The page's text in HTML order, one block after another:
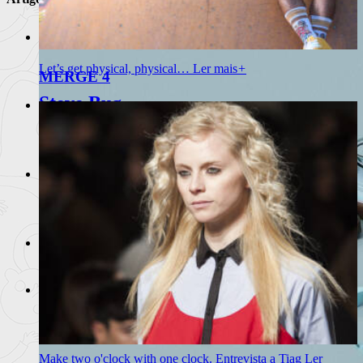
MERGE 4
M.A.N.D.Y.
Let’s get physical, physical… Ler mais+
Steve Bug
Techno Gentleman. Ler mais+
Steve Bug @ Lux
House music is not dead but simply reformulated.
Tiefschwarz
We All Live and Die! Ler mais
Make two o'clock with one clock. Entrevista a Tiag Ler